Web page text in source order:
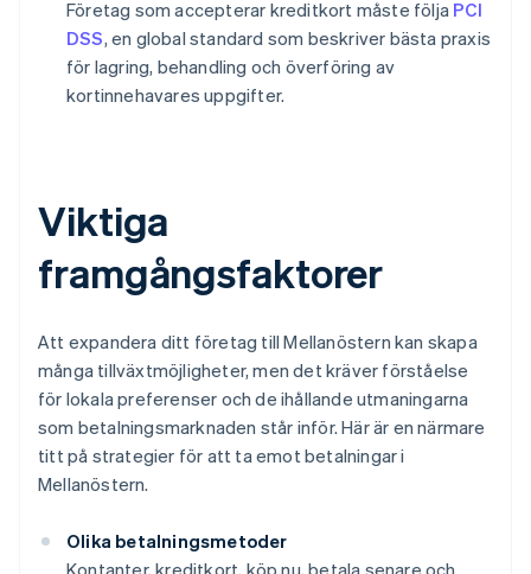
Företag som accepterar kreditkort måste följa PCI
DSS, en global standard som beskriver bästa praxis
för lagring, behandling och överföring av
kortinnehavares uppgifter.
Viktiga
framgångsfaktorer
Att expandera ditt företag till Mellanöstern kan skapa
många tillväxtmöjligheter, men det kräver förståelse
för lokala preferenser och de ihållande utmaningarna
som betalningsmarknaden står inför. Här är en närmare
titt på strategier för att ta emot betalningar i
Mellanöstern.
Olika betalningsmetoder